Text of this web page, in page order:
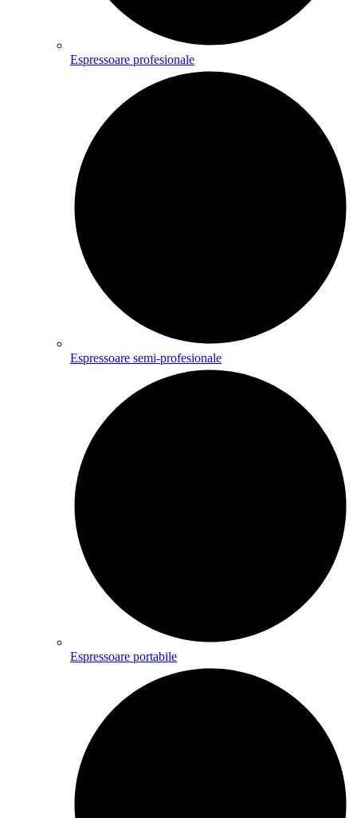
Espressoare profesionale
Espressoare semi-profesionale
Espressoare portabile